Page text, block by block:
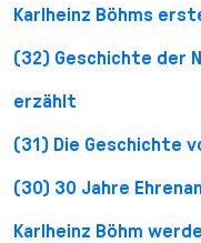
Karlheinz Böhms
(32) Geschichte der
erzählt
(31) Die Geschichte
(30) 30 Jahre
Karlheinz Böhm